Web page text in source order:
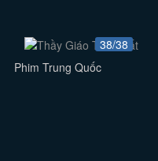
38/38
Phim Trung Quốc